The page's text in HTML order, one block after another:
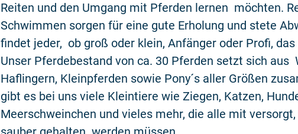
Reiten und den Umgang mit Pferden lernen möchten.
Schwimmen sorgen für eine gute Erholung und stete
findet jeder, ob groß oder klein, Anfänger oder Profi,
Unser Pferdebestand von ca. 30 Pferden setzt sich aus
Haflingern, Kleinpferden sowie Pony´s aller Größen
gibt es bei uns viele Kleintiere wie Ziegen, Katzen,
Meerschweinchen und vieles mehr, die alle mit